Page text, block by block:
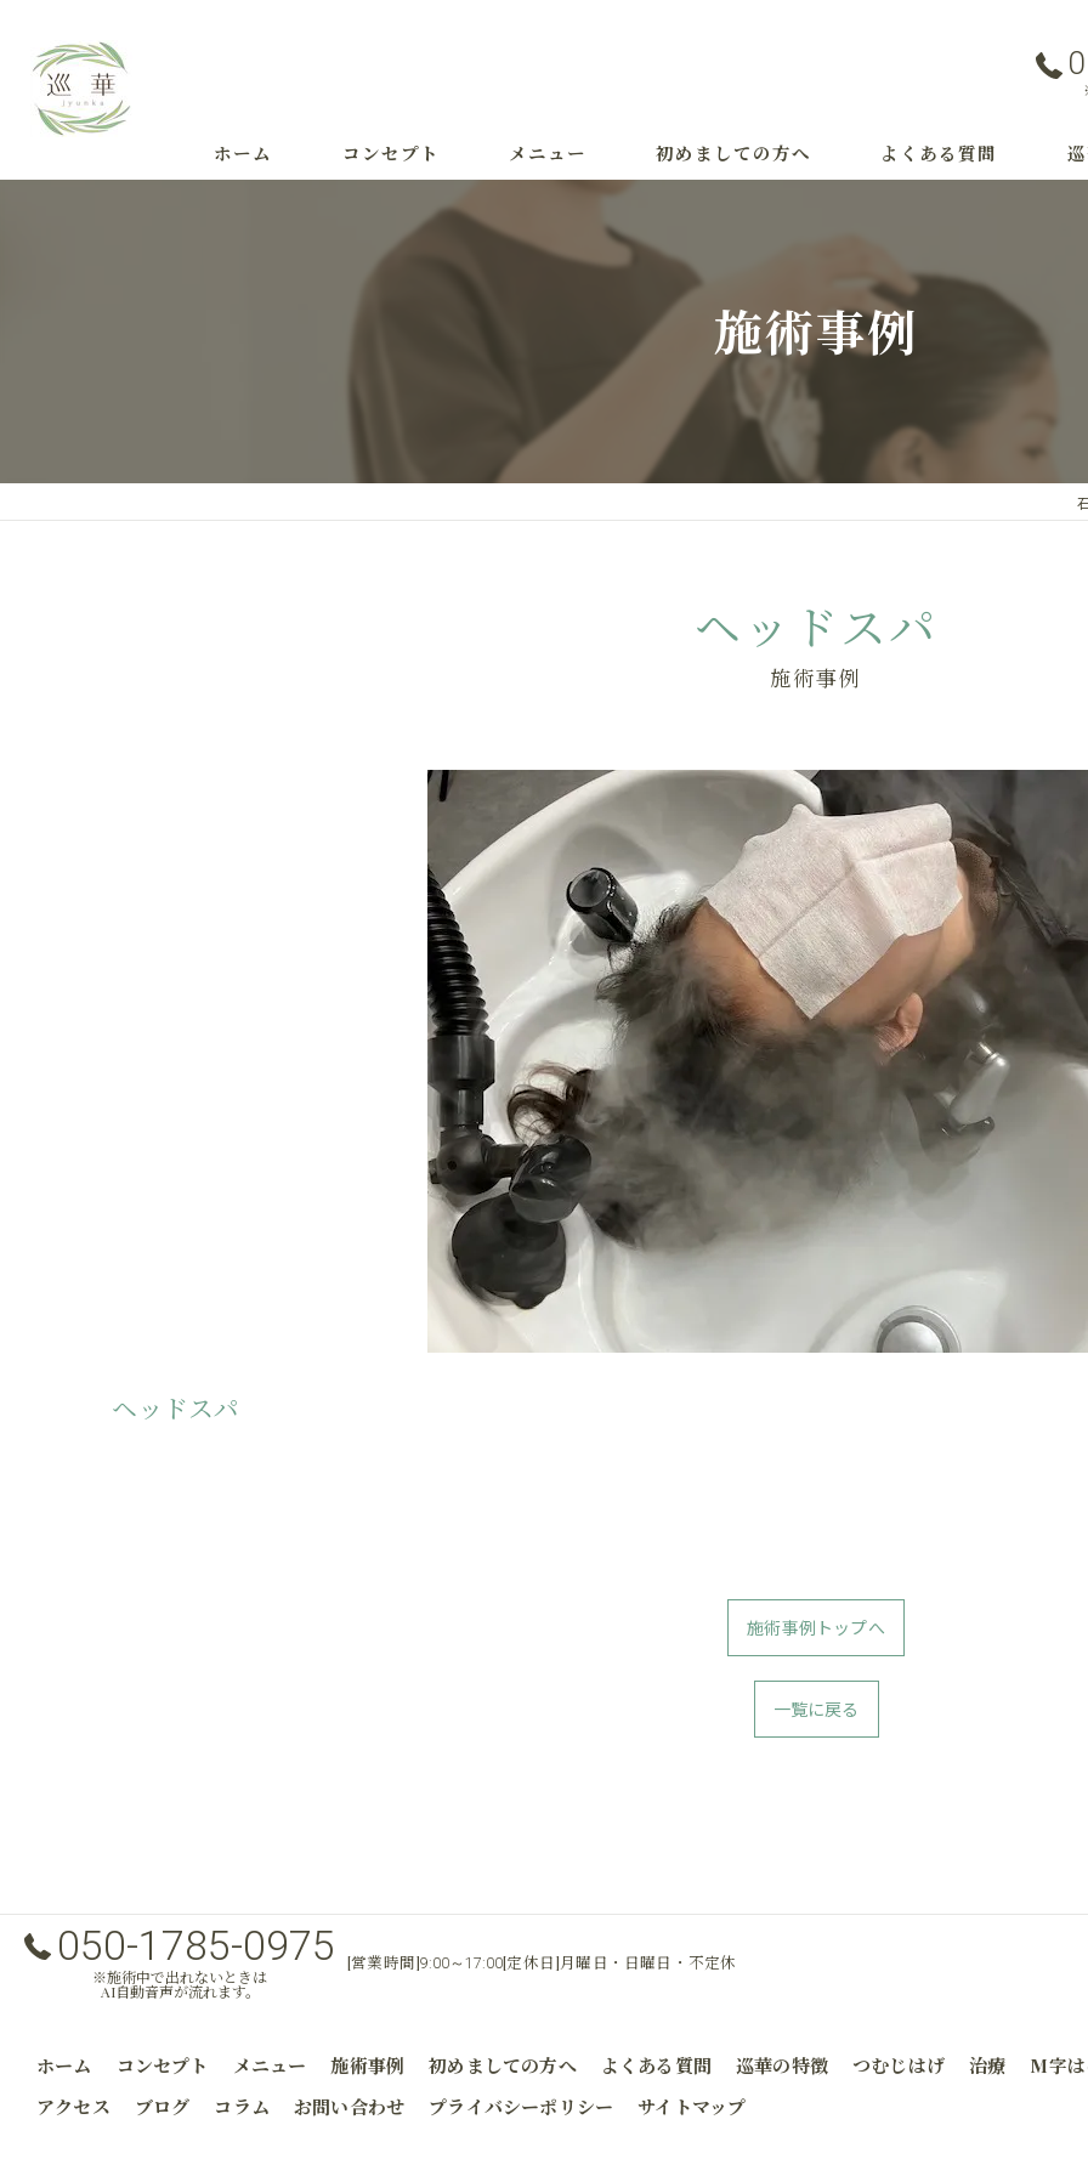
ホーム コンセプト メニュー
施術事例
初めましての方へ よくある質問
施術事例
施術事例
ヘッドスパ
ヘッドスパ
施術事例トップへ
一覧に戻る
050-1785-0975
※施術中で出れないときは
AI自動音声が流れます。
[営業時間]9:00～17:00[定休日]月曜日・日曜日・不定休
ホーム コンセプト メニュー 施術事例 初めましての方へ よくある質問 巡華の特徴 つむじはげ 治療
M字
アクセス
ブログ コラム お問い合わせ プライバシーポリシー サイトマップ